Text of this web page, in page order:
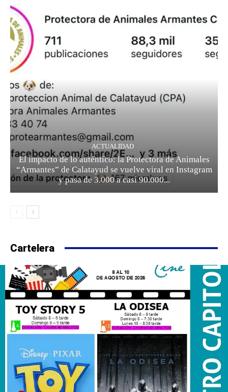
ACTUALIDAD
El impacto de lo auténtico: la Protectora de Animales
“Armantes” de Calatayud se vuelve viral en Instagram
y pasa de 3.000 a casi 90.000...
Cartelera